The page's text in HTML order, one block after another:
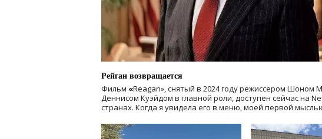
Рейган возвращается
Фильм «Reagan», снятый в 2024 годурежиссером Шоном
Деннисом Куэйдом в главной роли, доступен сейчас на
странах. Когда я увидела его в меню, моей первой